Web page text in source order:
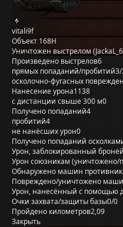
vitali9f
Объект 168Н
Уничтожен выстрелом
Произведено выстрелов6
прямых попаданий/пробитий
осколочно-фугасных
Нанесение урона1138
с дистанции свыше 300 м0
Получено попаданий4
пробитий4
не нанёсших урон0
Получено попаданий
Урон, заблокированный бронёй
Урон союзникам (уничтожено/
Обнаружено машин
Повреждено/уничтожено
Урон, нанесённый с помощью
Очки захвата/защиты базы0/0
Пройдено километров2,09
Закрыть